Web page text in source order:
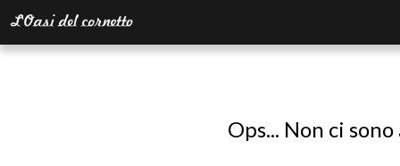
Ops... Non ci